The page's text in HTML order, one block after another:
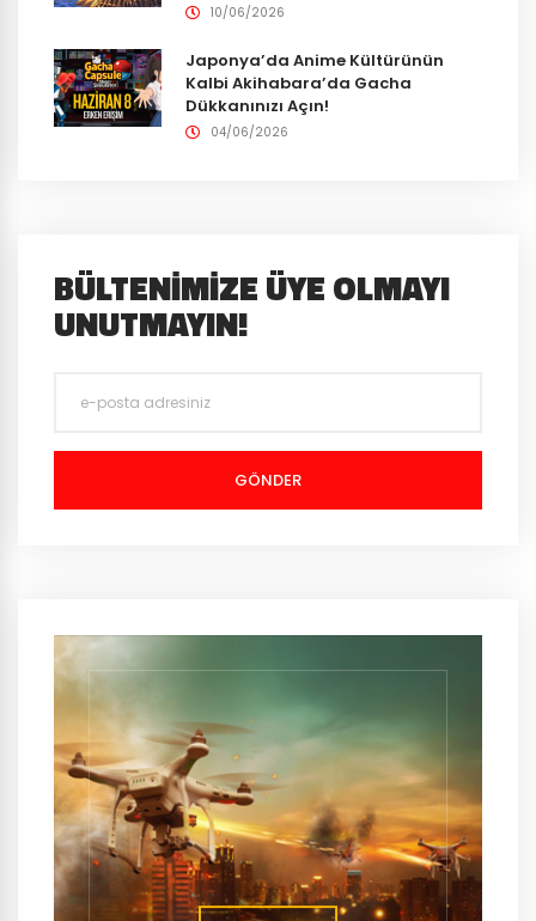
10/06/2026
Japonya’da Anime Kültürünün
Kalbi Akihabara’da Gacha
Dükkanınızı Açın!
04/06/2026
BÜLTENIMIZE ÜYE OLMAYI
UNUTMAYIN!